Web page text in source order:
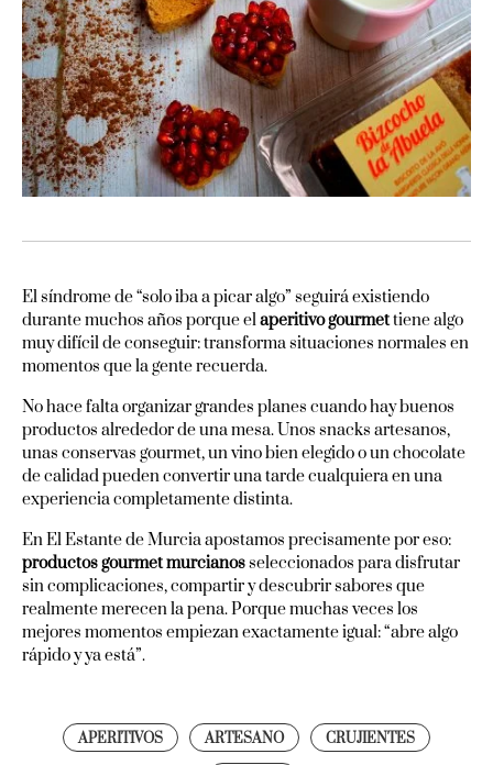
El síndrome de “solo iba a picar algo” seguirá existiendo
durante muchos años porque elaperitivo gourmettiene algo
muy difícil de conseguir: transforma situaciones normales en
momentos que la gente recuerda.
No hace falta organizar grandes planes cuando hay buenos
productos alrededor de una mesa. Unos snacks artesanos,
unas conservas gourmet, un vino bien elegido o un chocolate
de calidad pueden convertir una tarde cualquiera en una
experiencia completamente distinta.
En El Estante de Murcia apostamos precisamente por eso:
productos gourmet murcianosseleccionados para disfrutar
sin complicaciones, compartir y descubrir sabores que
realmente merecen la pena. Porque muchas veces los
mejores momentos empiezan exactamente igual: “abre algo
rápido y ya está”.
APERITIVOS ARTESANO CRUJIENTES